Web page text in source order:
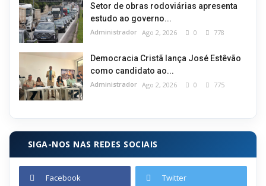
Setor de obras rodoviárias apresenta
estudo ao governo...
Administrador Ago 2, 2026 0 778
Democracia Cristã lança José Estêvão
como candidato ao...
Administrador Ago 2, 2026 0 775
SIGA-NOS NAS REDES SOCIAIS
Facebook Twitter